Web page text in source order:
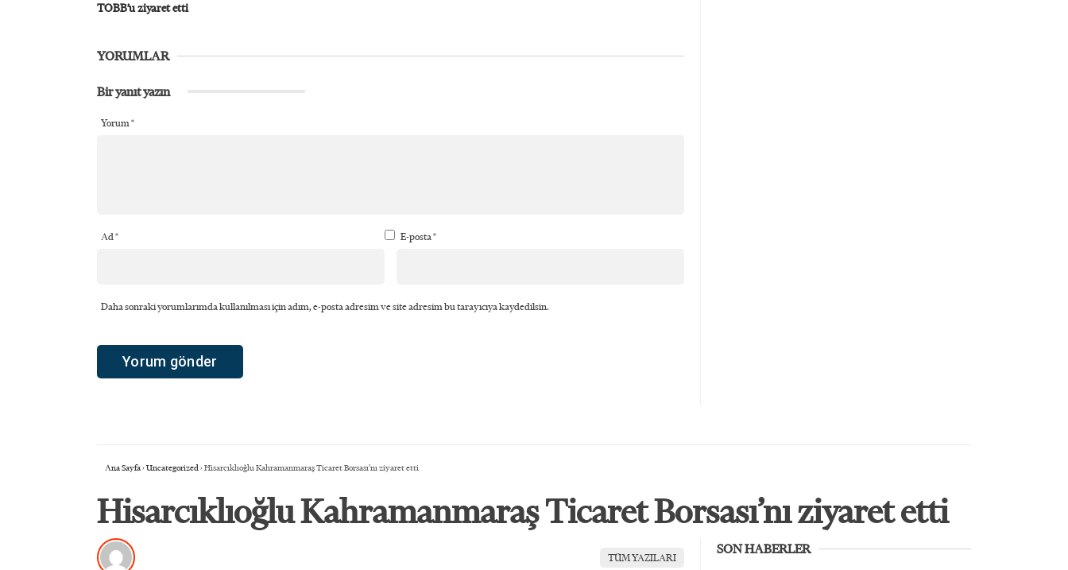
TOBB’u ziyaret etti
YORUMLAR
Bir yanıt yazın
Yorum*
Ad* E-posta*
Daha sonraki yorumlarımda kullanılması için adım, e-posta adresim ve site adresim bu tarayıcıya kaydedilsin.
Ana Sayfa› Uncategorized› Hisarcıklıoğlu Kahramanmaraş Ticaret Borsası’nı ziyaret etti
Hisarcıklıoğlu Kahramanmaraş Ticaret Borsası’nı ziyaret etti
TÜM YAZILARI
SON HABERLER